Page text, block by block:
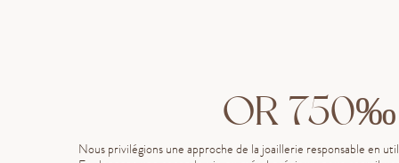
OR 750‰
Nous privilégions une approche de la joaillerie responsable en